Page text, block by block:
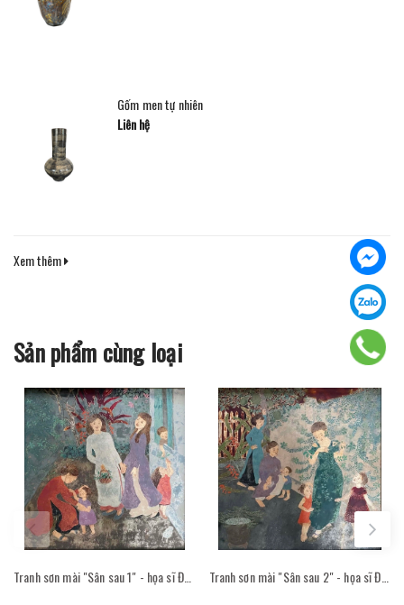
Gốm men tự nhiên
Liên hệ
Xem thêm
Sản phẩm cùng loại